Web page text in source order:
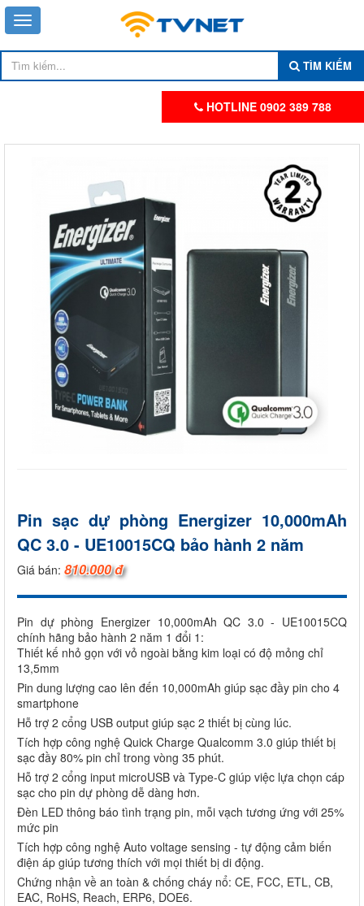
TÌM KIẾM
HOTLINE 0902 389 788
Pin sạc dự phòng Energizer 10,000mAh
QC 3.0 - UE10015CQ bảo hành 2 năm
Giá bán: 810.000 đ
Pin dự phòng Energizer 10,000mAh QC 3.0 - UE10015CQ
chính hãng bảo hành 2 năm 1 đổi 1:
Thiết kế nhỏ gọn với vỏ ngoài bằng kim loại có độ mỏng chỉ
13,5mm
Pin dung lượng cao lên đến 10,000mAh giúp sạc đầy pin cho 4
smartphone
Hỗ trợ 2 cổng USB output giúp sạc 2 thiết bị cùng lúc.
Tích hợp công nghệ Quick Charge Qualcomm 3.0 giúp thiết bị
sạc đầy 80% pin chỉ trong vòng 35 phút.
Hỗ trợ 2 cổng input microUSB và Type-C giúp việc lựa chọn cáp
sạc cho pin dự phòng dễ dàng hơn.
Đèn LED thông báo tình trạng pin, mỗi vạch tương ứng với 25%
mức pin
Tích hợp công nghệ Auto voltage sensing - tự động cảm biến
điện áp giúp tương thích với mọi thiết bị di động.
Chứng nhận về an toàn & chống cháy nổ: CE, FCC, ETL, CB,
EAC, RoHS, Reach, ERP6, DOE6.